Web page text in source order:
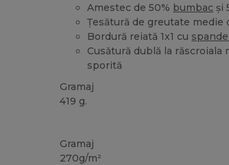
Amestec de 50% bumbac și
Țesătură de greutate
Bordură reiată 1x1 cu
Cusătură dublă la
sporită
Gramaj
419 g.
Gramaj
270g/m²